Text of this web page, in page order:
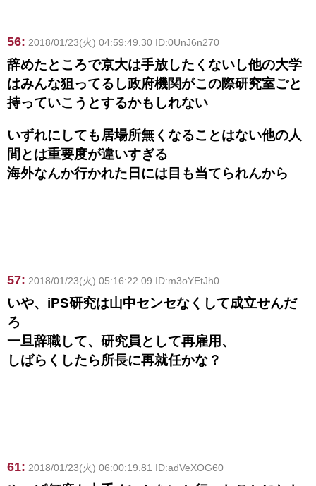
56: 2018/01/23(火) 04:59:49.30 ID:0UnJ6n270
辞めたところで京大は手放したくないし他の大学
はみんな狙ってるし政府機関がこの際研究室ごと
持っていこうとするかもしれない
いずれにしても居場所無くなることはない他の人
間とは重要度が違いすぎる
海外なんか行かれた日には目も当てられんから
57: 2018/01/23(火) 05:16:22.09 ID:m3oYEtJh0
いや、iPS研究は山中センセなくして成立せんだ
ろ
一旦辞職して、研究員として再雇用、
しばらくしたら所長に再就任かな？
61: 2018/01/23(火) 06:00:19.81 ID:adVeXOG60